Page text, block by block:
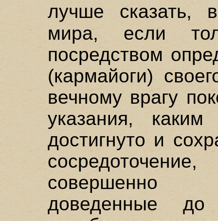
лучше
мира, если
посредством
(кармайоги)
вечному врагу
указания,
достигнуто и
совершенно
доведенные до